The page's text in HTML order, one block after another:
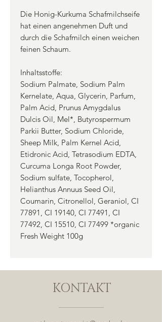
Die Honig-Kurkuma Schafmilchseife
hat einen angenehmen Duft und
durch die Schafmilch einen weichen
feinen Schaum.
Inhaltsstoffe:
Sodium Palmate, Sodium Palm
Kernelate, Aqua, Glycerin, Parfum,
Palm Acid, Prunus Amygdalus
Dulcis Oil, Mel*, Butyrospermum
Parkii Butter, Sodium Chloride,
Sheep Milk, Palm Kernel Acid,
Etidronic Acid, Tetrasodium EDTA,
Curcuma Longa Root Powder,
Sodium sulfate, Tocopherol,
Helianthus Annuus Seed Oil,
Coumarin, Citronellol, Geraniol, CI
77891, CI 19140, CI 77491, CI
77492, CI 15510, CI 77499 *organic
Fresh Weight 100g
KONTAKT